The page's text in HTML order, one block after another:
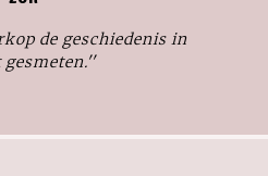
de geschiedenis in